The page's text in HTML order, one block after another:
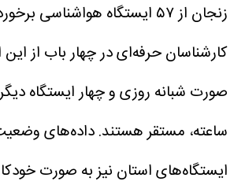
زنجان از ۵۷ ایستگاه هواشناسی
کارشناسان حرفه‌ای در چهار باب از این
ساعته، مستقر هستند.داده‌های
ایستگاه‌های استان نیز به صورت